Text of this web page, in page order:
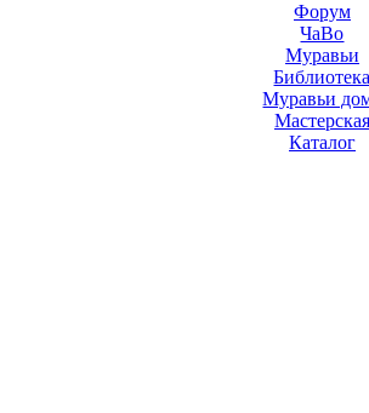
Форум
ЧаВо
Муравьи
Муравьи
Мастерская
Каталог